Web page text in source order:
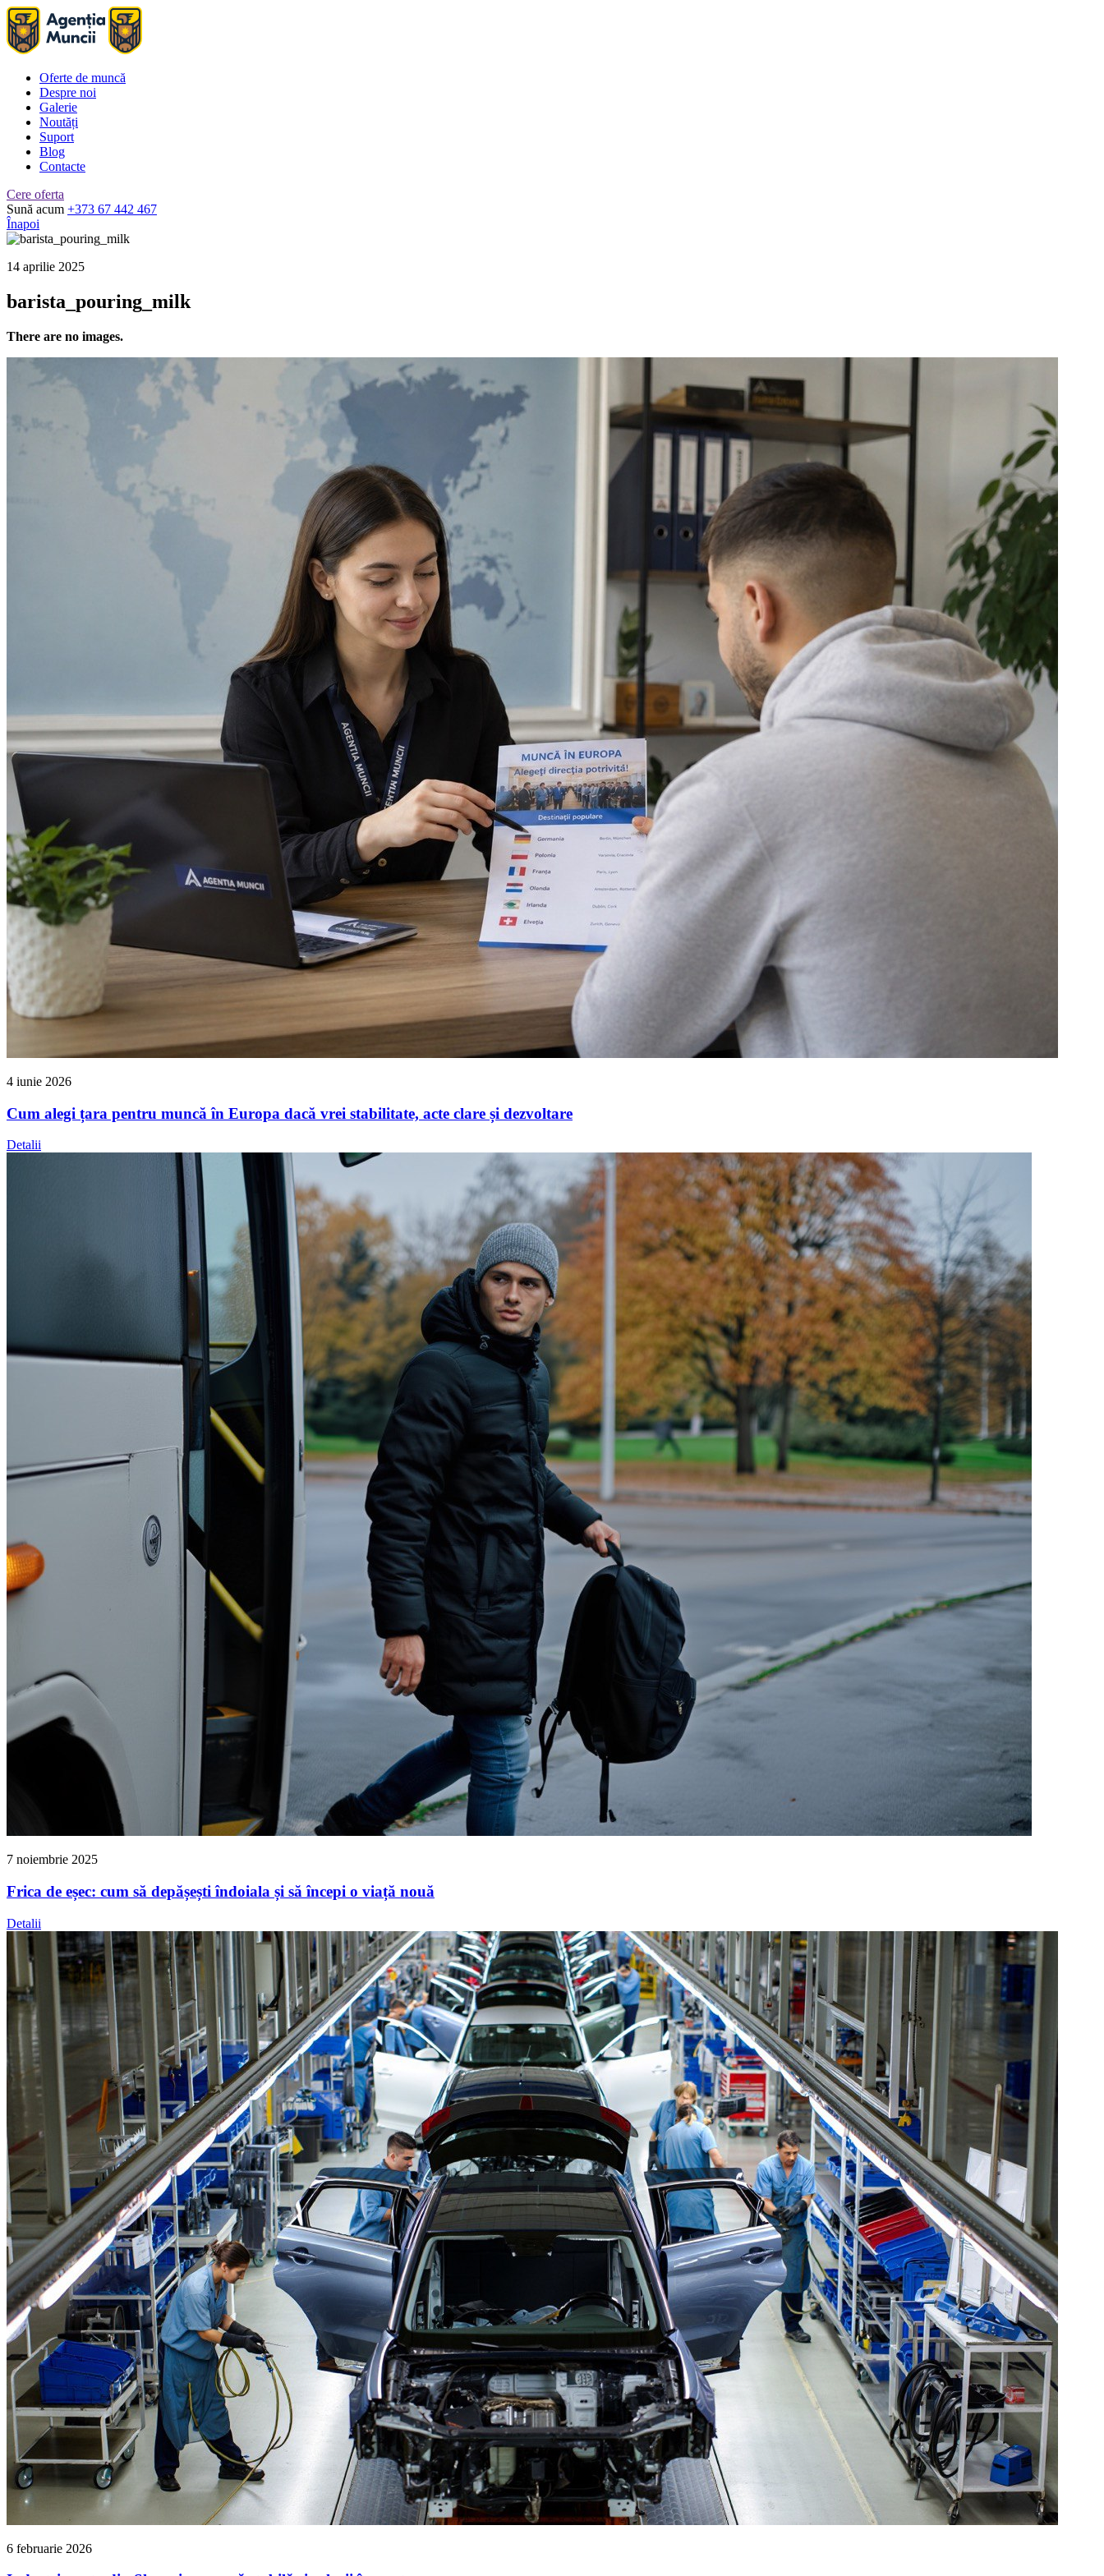
Oferte de muncă
Despre noi
Galerie
Noutăți
Suport
Blog
Contacte
Cere oferta
Sună acum +373 67 442 467
Înapoi
14 aprilie 2025
barista_pouring_milk
There are no images.
4 iunie 2026
Cum alegi țara pentru muncă în Europa dacă vrei stabilitate, acte clare și dezvoltare
Detalii
7 noiembrie 2025
Frica de eșec: cum să depășești îndoiala și să începi o viață nouă
Detalii
6 februarie 2026